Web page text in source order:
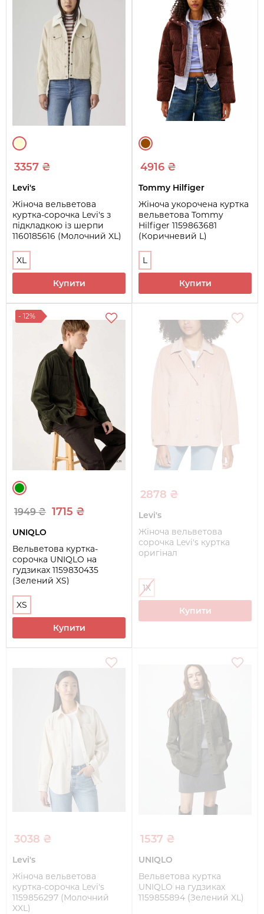
3357 ₴
Levi's
Жіноча вельветова
куртка-сорочка Levi's з
підкладкою із шерпи
1160185616 (Молочний XL)
XL
Купити
4916 ₴
Tommy Hilfiger
Жіноча укорочена куртка
вельветова Tommy
Hilfiger 1159863681
(Коричневий L)
L
Купити
- 12%
1949 ₴ 1715 ₴
UNIQLO
Вельветова куртка-
сорочка UNIQLO на
гудзиках 1159830435
(Зелений XS)
XS
Купити
2878 ₴
Levi's
Жіноча вельветова
сорочка Levi's куртка
оригінал
1X
Купити
3038 ₴
Levi's
Жіноча вельветова
куртка-сорочка Levi's
1159856297 (Молочний
XXL)
1537 ₴
UNIQLO
Вельветова куртка
UNIQLO на гудзиках
1159855894 (Зелений XL)